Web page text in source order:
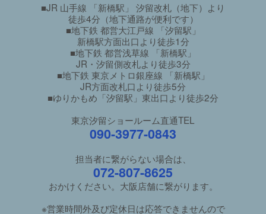
■JR 山手線 「新橋駅」 汐留改札（地下）より
徒歩4分（地下通路が便利です）
■地下鉄 都営大江戸線 「汐留駅」
新橋駅方面出口より徒歩1分
■地下鉄 都営浅草線 「新橋駅」
JR・汐留側改札より徒歩3分
■地下鉄 東京メトロ銀座線 「新橋駅」
JR方面改札口より徒歩5分
■ゆりかもめ「汐留駅」東出口より徒歩2分
東京汐留ショールーム直通TEL
090-3977-0843
担当者に繋がらない場合は、
072-807-8625
おかけください。大阪店舗に繋がります。
※営業時間外及び定休日は応答できませんので